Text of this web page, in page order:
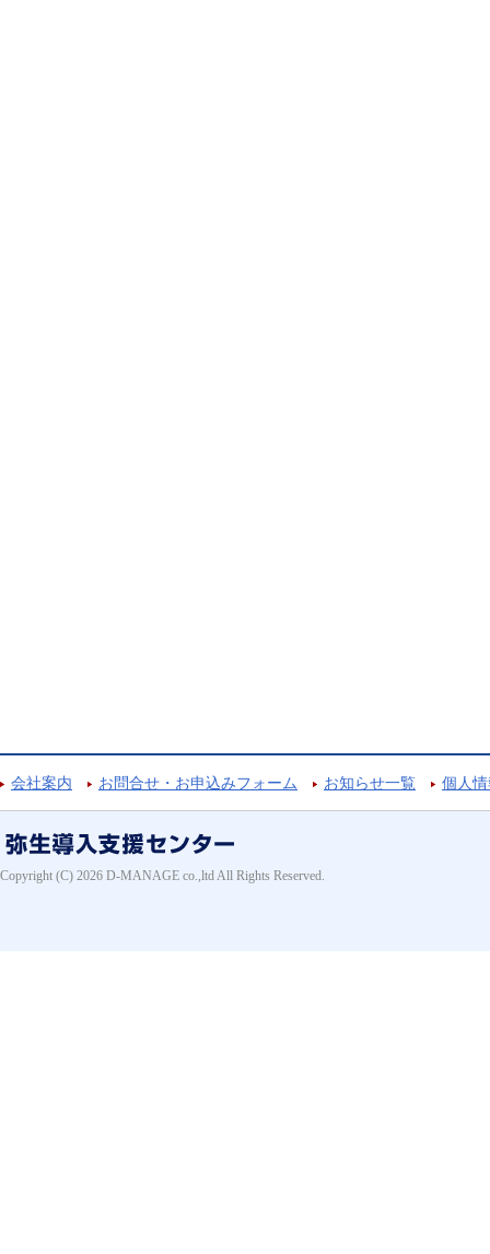
会社案内 お問合せ・お申込みフォーム お知らせ一覧 個人
Copyright (C) 2026 D-MANAGE co.,ltd All Rights Reserved.